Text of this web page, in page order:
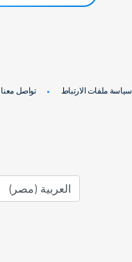
سياسة ملفات الارتباط تواصل معنا